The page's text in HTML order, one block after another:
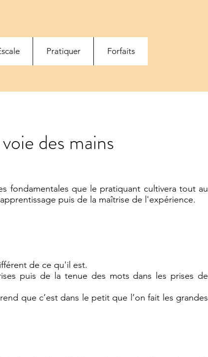
Pratiquer Forfaits
des mains
fondamentales que le pratiquant cultivera tout au
puis de la maîtrise de l'expérience.
de ce qu'il est.
puis de la tenue des mots dans les prises de
que c’est dans le petit que l’on fait les grandes